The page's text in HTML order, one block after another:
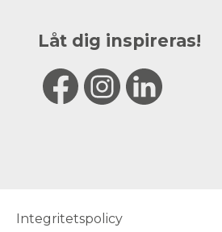
Låt dig inspireras!
Integritetspolicy